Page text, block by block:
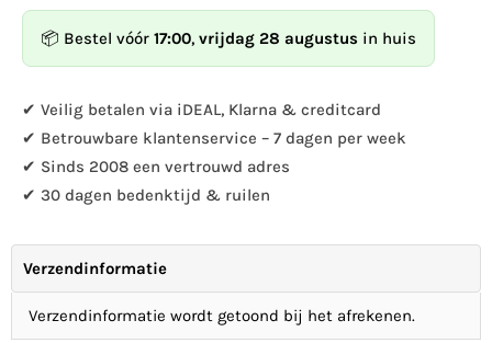
fonte
L
fonte
L
📦 Bestel vóór 17:00, vrijdag 28 augustus in huis
✔ Veilig betalen via iDEAL, Klarna & creditcard
✔ Betrouwbare klantenservice – 7 dagen per week
✔ Sinds 2008 een vertrouwd adres
✔ 30 dagen bedenktijd & ruilen
Verzendinformatie
Verzendinformatie wordt getoond bij het afrekenen.